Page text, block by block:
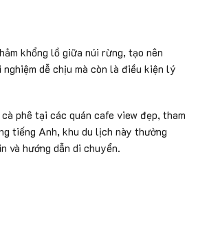
khổng lồ giữa núi rừng, tạo nên
dễ chịu mà còn là điều kiện lý
phê tại các quán cafe view đẹp, tham
tiếng Anh, khu du lịch này thường
và hướng dẫn di chuyển.